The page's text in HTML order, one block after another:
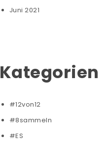
Juni 2021
Kategorien
#12von12
#8sammeln
#ES